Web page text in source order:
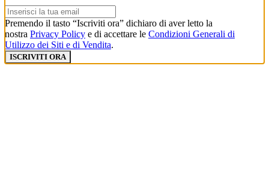
Premendo il tasto “Iscriviti ora” dichiaro di aver letto la
nostra Privacy Policy e di accettare le Condizioni Generali di
Utilizzo dei Siti e di Vendita.
ISCRIVITI ORA